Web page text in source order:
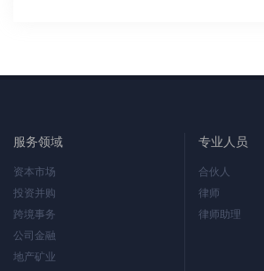
服务领域
资本市场
投资并购
跨境事务
公司金融
地产矿业
专业人员
合伙人
律师
律师助理